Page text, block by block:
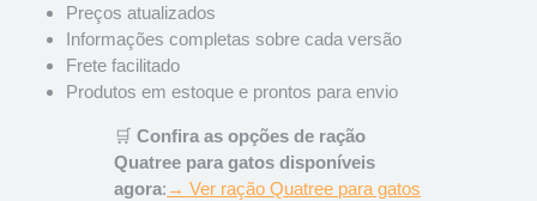
Preços atualizados
Informações completas sobre cada versão
Frete facilitado
Produtos em estoque e prontos para envio
🛒 Confira as opções de ração
Quatree para gatos disponíveis
agora: → Ver ração Quatree para gatos